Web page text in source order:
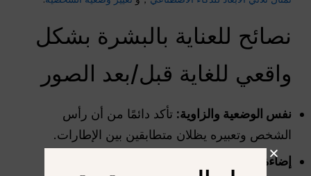
نصائح للعناية بالبشرة بشكل
واقعي للغاية قبل/بعد الصور
نفس الوضعية والزاوية: تأكد دائمًا من أن رأس
الشخص وتعبيره يظلان متطابقين بين الإطارات.
إضاءة متسقة: